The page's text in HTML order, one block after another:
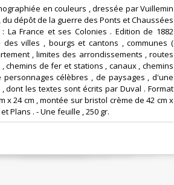
en couleurs , dressée par Vuillemin
dépôt de la guerre des Ponts et Chaussées
France et ses Colonies . Edition de 1882
villes , bourgs et cantons , communes (
, limites des arrondissements , routes
chemins de fer et stations , canaux , chemins
célèbres , de paysages , d'une
dont les textes sont écrits par Duval . Format
x 24 cm , montée sur bristol crème de 42 cm x
Plans . - Une feuille , 250 gr.‎